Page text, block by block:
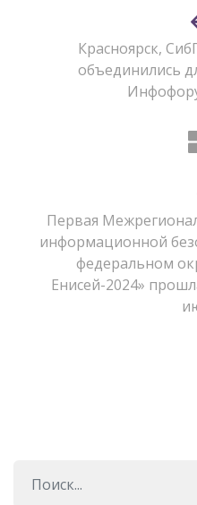
Красноярск,
объединились
Первая
информационной
федеральном
Енисей-2024»